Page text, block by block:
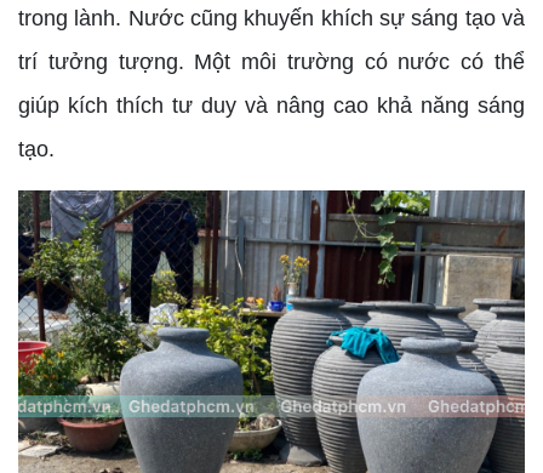
trong lành. Nước cũng khuyến khích sự sáng tạo và
trí tưởng tượng. Một môi trường có nước có thể
giúp kích thích tư duy và nâng cao khả năng sáng
tạo.